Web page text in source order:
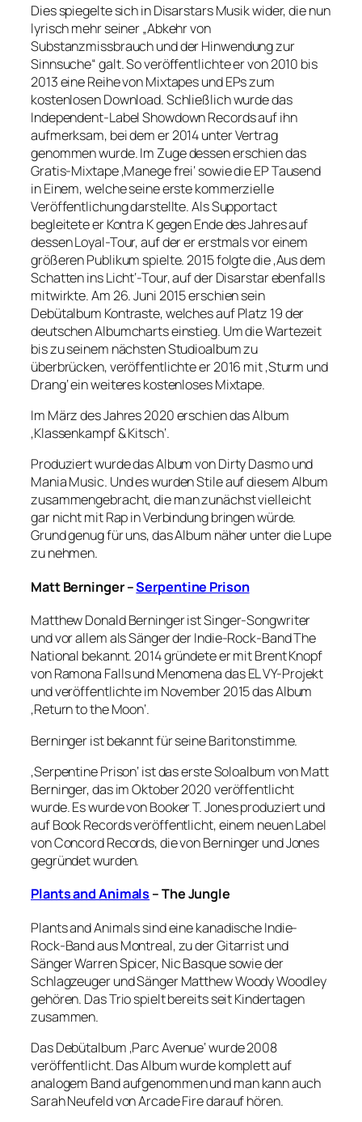
Dies spiegelte sich in Disarstars Musik wider, die nun
lyrisch mehr seiner „Abkehr von
Substanzmissbrauch und der Hinwendung zur
Sinnsuche“ galt. So veröffentlichte er von 2010 bis
2013 eine Reihe von Mixtapes und EPs zum
kostenlosen Download. Schließlich wurde das
Independent-Label Showdown Records auf ihn
aufmerksam, bei dem er 2014 unter Vertrag
genommen wurde. Im Zuge dessen erschien das
Gratis-Mixtape ‚Manege frei‘ sowie die EP Tausend
in Einem, welche seine erste kommerzielle
Veröffentlichung darstellte. Als Supportact
begleitete er Kontra K gegen Ende des Jahres auf
dessen Loyal-Tour, auf der er erstmals vor einem
größeren Publikum spielte. 2015 folgte die ‚Aus dem
Schatten ins Licht‘-Tour, auf der Disarstar ebenfalls
mitwirkte. Am 26. Juni 2015 erschien sein
Debütalbum Kontraste, welches auf Platz 19 der
deutschen Albumcharts einstieg. Um die Wartezeit
bis zu seinem nächsten Studioalbum zu
überbrücken, veröffentlichte er 2016 mit ‚Sturm und
Drang‘ ein weiteres kostenloses Mixtape.
Im März des Jahres 2020 erschien das Album
‚Klassenkampf & Kitsch‘.
Produziert wurde das Album von Dirty Dasmo und
Mania Music. Und es wurden Stile auf diesem Album
zusammengebracht, die man zunächst vielleicht
gar nicht mit Rap in Verbindung bringen würde.
Grund genug für uns, das Album näher unter die Lupe
zu nehmen.
Matt Berninger –Serpentine Prison
Matthew Donald Berninger ist Singer-Songwriter
und vor allem als Sänger der Indie-Rock-Band The
National bekannt. 2014 gründete er mit Brent Knopf
von Ramona Falls und Menomena das EL VY-Projekt
und veröffentlichte im November 2015 das Album
‚Return to the Moon‘.
Berninger ist bekannt für seine Baritonstimme.
‚Serpentine Prison‘ ist das erste Soloalbum von Matt
Berninger, das im Oktober 2020 veröffentlicht
wurde. Es wurde von Booker T. Jones produziert und
auf Book Records veröffentlicht, einem neuen Label
von Concord Records, die von Berninger und Jones
gegründet wurden.
Plants and Animals– The Jungle
Plants and Animals sind eine kanadische Indie-
Rock-Band aus Montreal, zu der Gitarrist und
Sänger Warren Spicer, Nic Basque sowie der
Schlagzeuger und Sänger Matthew Woody Woodley
gehören. Das Trio spielt bereits seit Kindertagen
zusammen.
Das Debütalbum ‚Parc Avenue‘ wurde 2008
veröffentlicht. Das Album wurde komplett auf
analogem Band aufgenommen und man kann auch
Sarah Neufeld von Arcade Fire darauf hören.